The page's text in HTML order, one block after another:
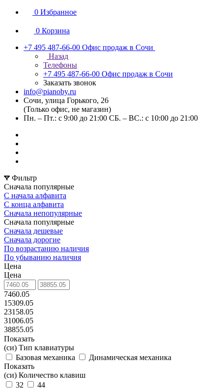
0 Избранное
0 Корзина
+7 495 487-66-00 Офис продаж в Сочи
Назад
Телефоны
+7 495 487-66-00 Офис продаж в Сочи
Заказать звонок
info@pianoby.ru
Сочи, улица Горького, 26
(Только офис, не магазин)
Пн. – Пт.: с 9:00 до 21:00 СБ. – ВС.: с 10:00 до 21:00
Фильтр
Сначала популярные
С начала алфавита
С конца алфавита
Сначала непопулярные
Сначала популярные
Сначала дешевые
Сначала дорогие
По возрастанию наличия
По убыванию наличия
Цена
Цена
7460.05
15309.05
23158.05
31006.05
38855.05
Показать
(си) Тип клавиатуры
Базовая механика
Динамическая механика
Показать
(си) Количество клавиш
32
44